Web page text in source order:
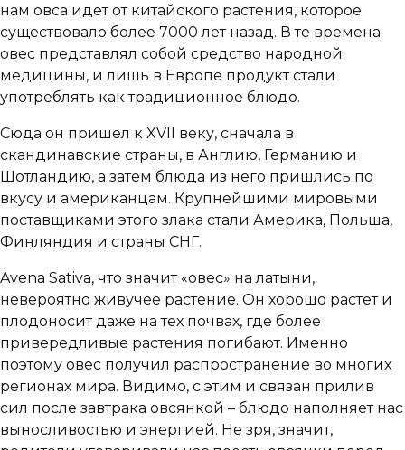
нам овса идет от китайского растения, которое
существовало более 7000 лет назад. В те времена
овес представлял собой средство народной
медицины, и лишь в Европе продукт стали
употреблять как традиционное блюдо.
Сюда он пришел к XVII веку, сначала в
скандинавские страны, в Англию, Германию и
Шотландию, а затем блюда из него пришлись по
вкусу и американцам. Крупнейшими мировыми
поставщиками этого злака стали Америка, Польша,
Финляндия и страны СНГ.
Avena Sativa, что значит «овес» на латыни,
невероятно живучее растение. Он хорошо растет и
плодоносит даже на тех почвах, где более
привередливые растения погибают. Именно
поэтому овес получил распространение во многих
регионах мира. Видимо, с этим и связан прилив
сил после завтрака овсянкой – блюдо наполняет нас
выносливостью и энергией. Не зря, значит,